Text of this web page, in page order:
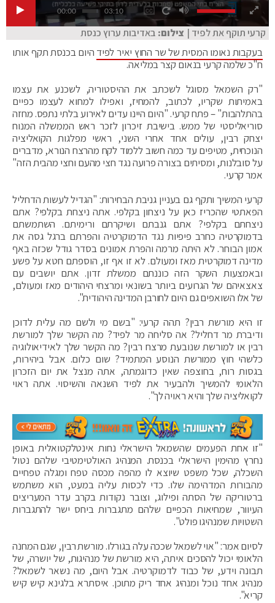
00:00 03:10
קרעי תוקף את לפיד | צילום: באדיבות ערוץ כנסת
בעקבות נאומו המסית של שר החוץ יאיר לפיד היום בכנסת תקף אותו
ח"כ שלמה קרעי בנאום קצר במליאה.
"רק השמאל מסוגל לשכתב את ההיסטוריה, לשכנע את עצמו
באמיתות שקריו, לכתוב, להמחיז, ואפילו למחוא לעצמו כפיים
בהתלהבות" – פתח קרעי. "היום היינו עדים לאירוע בלתי נתפס. מחזה
סוריאליסטי של ממש. בישיבת זיכרון לזכר ראש הממשלה המנוח
יצחק רבין, עולים אחד אחרי השני, ראשי מפלגות הקואליציה
הנוכחית, מטיפים עד כמה חשוב ללמוד לקח מהרצח הנורא, מדברים
על סובלנות, ומסיתים בצורה פרועה נגד חצי מהעם וחצי מהבית הזה"
אמר קרעי.
קרעי המשיך ותקף גם בעניין גניבת הבחירות: "הגדיל לעשות הדחליל
הפאתטי שהכריז כאן על ניצחון בקלפי. אתה ניצחת בקלפי? אתם
ניצחתם בקלפי? אתם גנבתם ושיקרתם ורימיתם. השתמשתם
בדמוקרטיה כחרב פיפיות נגד הדמוקרטיה והפרתם ברגל גסה את
אמון הבוחר. לא היתה מרמה והפרת אמונים בסדר גודל שכזה באף
מדינה דמוקרטית מאז ומעולם. לא זו אף זו, הוספתם חטא על פשע
ובאמצעות השקר הזה כוננתם ממשלת זדון. אתם יושבים עם
צאצאיהם של הגרועים ביותר בשונאי ומרצחי היהודים מאז ומעולם,
של אלו השואפים גם היום לחורבן המדינה היהודית".
זו היא מורשת רבין? תהה קרעי: "בשם מי ולשם מה עלית לדוכן
ודיברת מר דחליל? אה סליחה מר לפיד? מה הקשר שלך למורשת
רבין או למורשת שנובעת מרצח רבין? מה הקשר שלך לאידיאולוגיה
כלשהי חוץ ממורשת הנוסע המתמיד? שום כלום. אבל ביהירות,
בגסות רוח, בחוצפה שאין כדוגמתה, אתה מנצל את יום הזכרון
הלאומי להמשיך ולהבעיר את לפיד השנאה והשיסוי. אתה ראוי
לקואליציה שלך והיא ראויה לך".
"זו אחת הפעמים שהשמאל הישראלי נחות אינטלקטואלית באופן
נחרץ מהימין הישראלי בכנסת. המנהיג האולטימטיבי שלהם נטול
השכלה, שכל משפט שיוצא לו מהפה מכסה טפח ומגלה טפחיים
מהבורות המדהימה שלו. כדי לכסות עליה במעט, הוא משתמש
ברטוריקה של הסתה ופילוג, וצובר נקודות בקרב עדר המעריצים
העיוור, שמחיאות הכפיים שלהם מתגברות ביחס ישר להתגברות
השטויות שמנהיגו פולט".
לסיום אמר: "אוי לשמאל שככה עלה בגורלו. מורשת רבין, שגם המחנה
הלאומי יכול להסכים איתה, היא מורשת של מנהיגות, של יושרה, של
תבונה וידע, של כבוד לדמוקרטיה. אבל היום, מה נשאר לשמאל?
מנהיג אחד נוכל ומנהיג אחד ריק מתוכן. איסתרא בלגינא קיש קיש
קריא".